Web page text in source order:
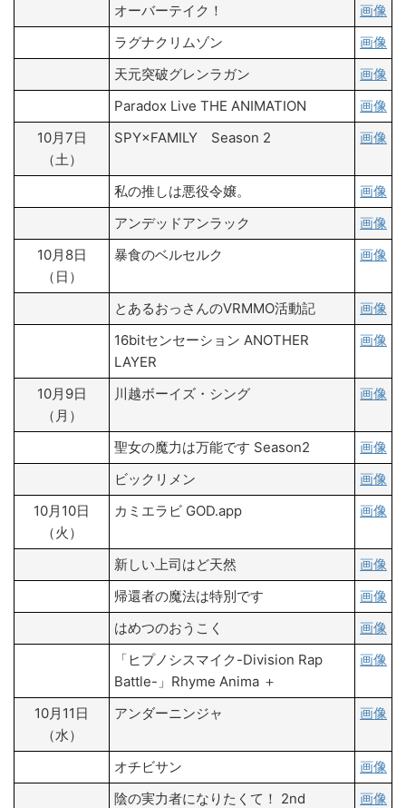
オーバーテイク！
画像
ラグナクリムゾン
画像
天元突破グレンラガン
画像
Paradox Live THE ANIMATION
画像
10月7日
（土）
SPY×FAMILY Season 2 画像
私の推しは悪役令嬢。
画像
アンデッドアンラック
画像
10月8日
（日）
暴食のベルセルク 画像
とあるおっさんのVRMMO活動記
画像
16bitセンセーション ANOTHER
LAYER
画像
10月9日
（月）
川越ボーイズ・シング 画像
聖女の魔力は万能です Season2
画像
ビックリメン
画像
10月10日
（火）
カミエラビ GOD.app 画像
新しい上司はど天然
画像
帰還者の魔法は特別です
画像
はめつのおうこく
画像
「ヒプノシスマイク-Division Rap
Battle-」Rhyme Anima ＋
画像
10月11日
（水）
アンダーニンジャ 画像
オチビサン
画像
陰の実力者になりたくて！ 2nd
画像